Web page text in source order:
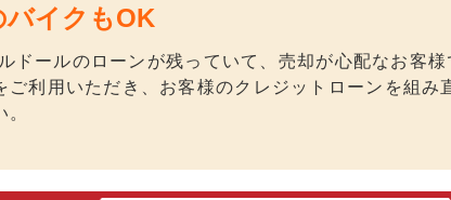
バイクもOK
ドールのローンが残っていて、売却が心配なお客様
ご利用いただき、お客様のクレジットローンを組み